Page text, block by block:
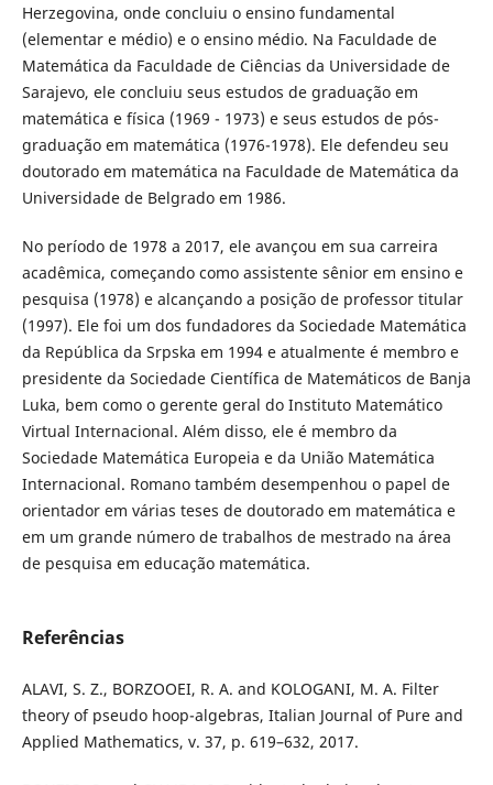
Herzegovina, onde concluiu o ensino fundamental
(elementar e médio) e o ensino médio. Na Faculdade de
Matemática da Faculdade de Ciências da Universidade de
Sarajevo, ele concluiu seus estudos de graduação em
matemática e física (1969 - 1973) e seus estudos de pós-
graduação em matemática (1976-1978). Ele defendeu seu
doutorado em matemática na Faculdade de Matemática da
Universidade de Belgrado em 1986.
No período de 1978 a 2017, ele avançou em sua carreira
acadêmica, começando como assistente sênior em ensino e
pesquisa (1978) e alcançando a posição de professor titular
(1997). Ele foi um dos fundadores da Sociedade Matemática
da República da Srpska em 1994 e atualmente é membro e
presidente da Sociedade Científica de Matemáticos de Banja
Luka, bem como o gerente geral do Instituto Matemático
Virtual Internacional. Além disso, ele é membro da
Sociedade Matemática Europeia e da União Matemática
Internacional. Romano também desempenhou o papel de
orientador em várias teses de doutorado em matemática e
em um grande número de trabalhos de mestrado na área
de pesquisa em educação matemática.
Referências
ALAVI, S. Z., BORZOOEI, R. A. and KOLOGANI, M. A. Filter
theory of pseudo hoop-algebras, Italian Journal of Pure and
Applied Mathematics, v. 37, p. 619–632, 2017.